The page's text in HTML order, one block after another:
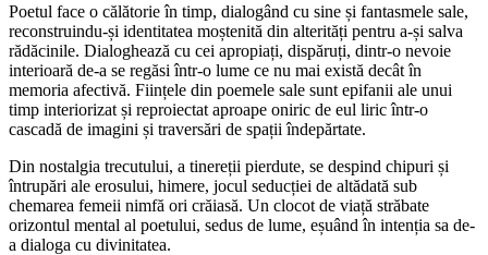
Poetul face o călătorie în timp, dialogând cu sine și fantasmele sale,
reconstruindu-și identitatea moștenită din alterități pentru a-și salva
rădăcinile. Dialoghează cu cei apropiați, dispăruți, dintr-o nevoie
interioară de-a se regăsi într-o lume ce nu mai există decât în
memoria afectivă. Ființele din poemele sale sunt epifanii ale unui
timp interiorizat și reproiectat aproape oniric de eul liric într-o
cascadă de imagini și traversări de spații îndepărtate.
Din nostalgia trecutului, a tinereții pierdute, se despind chipuri și
întrupări ale erosului, himere, jocul seducției de altădată sub
chemarea femeii nimfă ori crăiasă. Un clocot de viață străbate
orizontul mental al poetului, sedus de lume, eșuând în intenția sa de-
a dialoga cu divinitatea.